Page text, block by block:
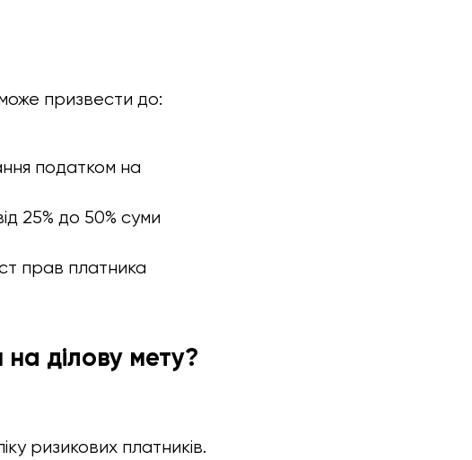
призвести до:
податком на
25% до 50% суми
прав платника
на ділову мету?
ризикових платників.